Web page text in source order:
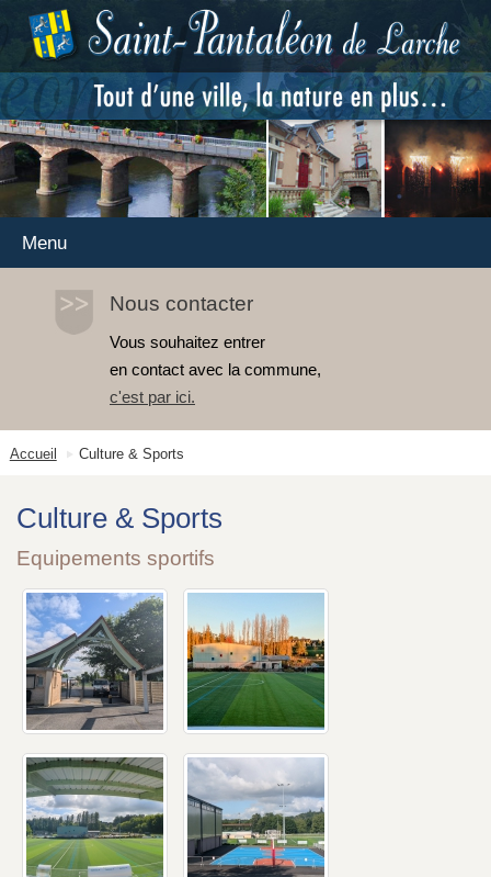
Menu
Nous contacter
Vous souhaitez entrer
en contact avec la commune,
c'est par ici.
Accueil Culture & Sports
Culture & Sports
Equipements sportifs